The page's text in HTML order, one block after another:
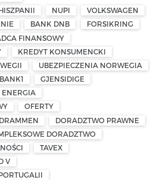
NUPI
VOLKSWAGEN
BANK DNB
FORSIKRING
FINANSOWY
KREDYT KONSUMENCKI
UBEZPIECZENIA NORWEGIA
GJENSIDIGE
ENERGIA
OFERTY
DRAMMEN
DORADZTWO PRAWNE
DORADZTWO
TAVEX
V